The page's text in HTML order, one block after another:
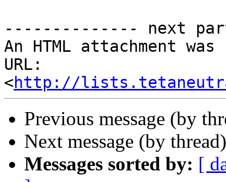
-------------- next
An HTML attachment
URL:
<http://
Previous message (by
Next message (by
Messages sorted by: [